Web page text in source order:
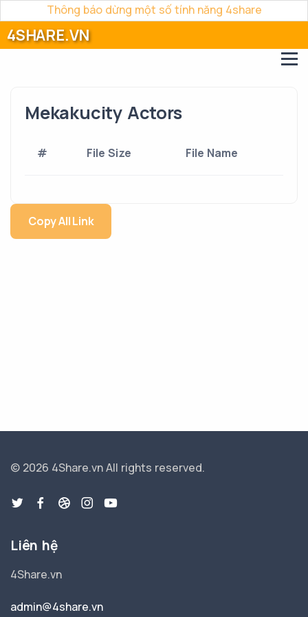
Thông báo dừng một số tính năng 4share
4SHARE.VN
Mekakucity Actors
# File Size File Name
Copy All Link
© 2026 4Share.vnAll rights reserved.
Liên hệ
4Share.vn
admin@4share.vn